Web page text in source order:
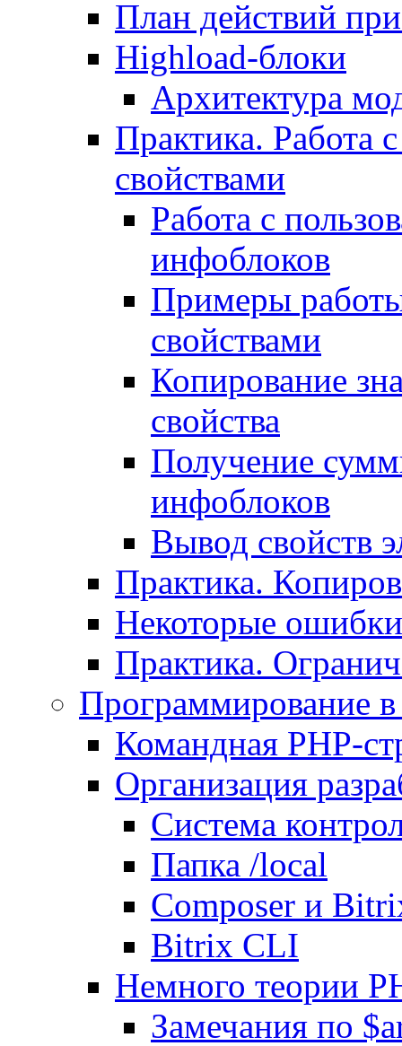
План действий
Highload-блоки
Архитектура
Практика. Работа
свойствами
Работа с
инфоблоков
Примеры
свойствами
Копирование
свойства
Получение
инфоблоков
Вывод свойств
Практика.
Некоторые
Практика.
Программирование
Командная PHP-
Организация
Система
Папка /local
Composer и
Bitrix CLI
Немного теории
Замечания по